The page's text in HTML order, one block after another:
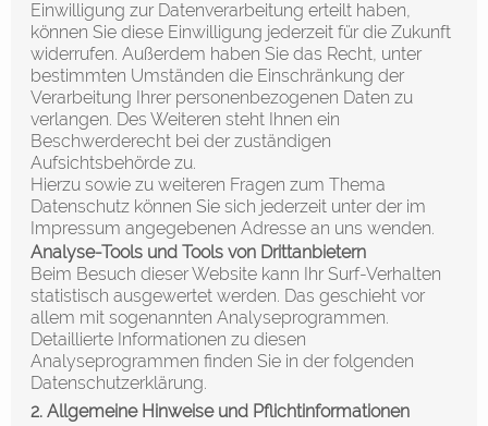
Einwilligung zur Datenverarbeitung erteilt haben,
können Sie diese Einwilligung jederzeit für die Zukunft
widerrufen. Außerdem haben Sie das Recht, unter
bestimmten Umständen die Einschränkung der
Verarbeitung Ihrer personenbezogenen Daten zu
verlangen. Des Weiteren steht Ihnen ein
Beschwerderecht bei der zuständigen
Aufsichtsbehörde zu.
Hierzu sowie zu weiteren Fragen zum Thema
Datenschutz können Sie sich jederzeit unter der im
Impressum angegebenen Adresse an uns wenden.
Analyse-Tools und Tools von Dritt­anbietern
Beim Besuch dieser Website kann Ihr Surf-Verhalten
statistisch ausgewertet werden. Das geschieht vor
allem mit sogenannten Analyseprogrammen.
Detaillierte Informationen zu diesen
Analyseprogrammen finden Sie in der folgenden
Datenschutzerklärung.
2. Allgemeine Hinweise und Pflicht­informationen